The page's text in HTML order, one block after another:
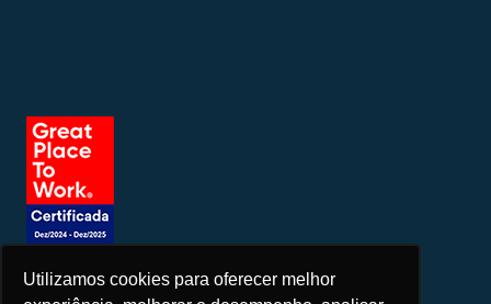
Utilizamos cookies para oferecer melhor